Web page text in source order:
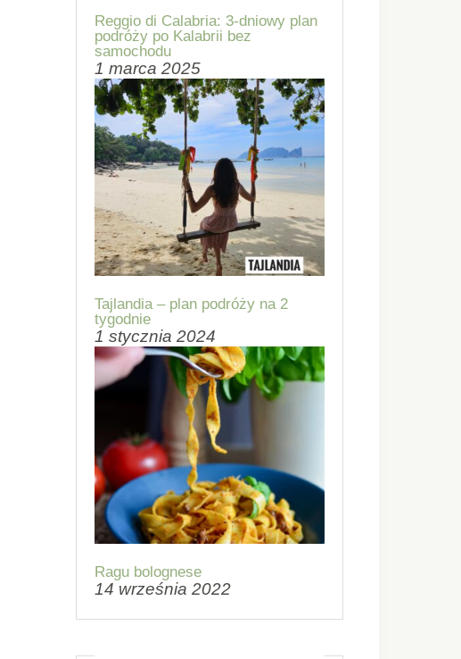
Reggio di Calabria: 3-dniowy plan
podróży po Kalabrii bez
samochodu
1 marca 2025
Tajlandia – plan podróży na 2
tygodnie
1 stycznia 2024
Ragu bolognese
14 września 2022